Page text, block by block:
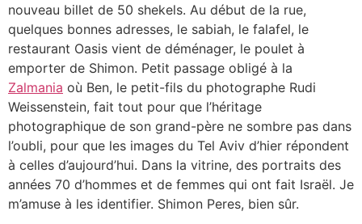
nouveau billet de 50 shekels. Au début de la rue,
quelques bonnes adresses, le sabiah, le falafel, le
restaurant Oasis vient de déménager, le poulet à
emporter de Shimon. Petit passage obligé à la
Zalmania où Ben, le petit-fils du photographe Rudi
Weissenstein, fait tout pour que l’héritage
photographique de son grand-père ne sombre pas dans
l’oubli, pour que les images du Tel Aviv d’hier répondent
à celles d’aujourd’hui. Dans la vitrine, des portraits des
années 70 d’hommes et de femmes qui ont fait Israël. Je
m’amuse à les identifier. Shimon Peres, bien sûr.